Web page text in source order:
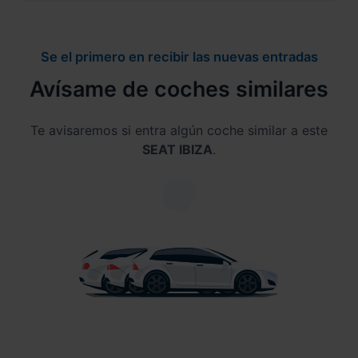
Se el primero en recibir las nuevas entradas
Avísame de coches similares
Te avisaremos si entra algún coche similar a este
SEAT IBIZA.